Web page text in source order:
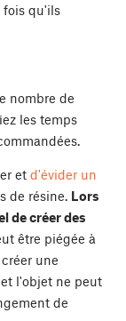
fois qu'ils
nombre de
les temps
et d'évider un
de résine. Lors
de créer des
être piégée à
une
l'objet ne peut
de